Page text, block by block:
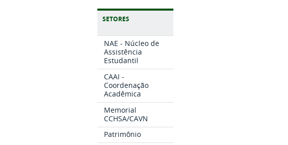
SETORES
NAE - Núcleo de
Assistência
Estudantil
CAAI -
Coordenação
Acadêmica
Memorial
CCHSA/CAVN
Patrimônio